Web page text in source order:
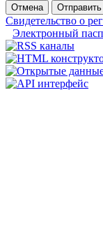
Отмена
Отправить
Свидетельство о
Электронный